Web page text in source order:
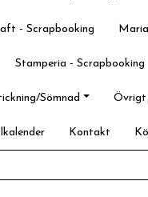
- Scrapbooking
Stamperia - Scrapbooking
Sömnad Övrigt
Kontakt